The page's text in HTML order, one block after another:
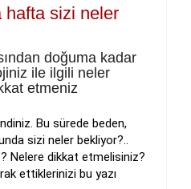
hafta sizi neler
doğuma kadar
ile ilgili neler
etmeniz
Bu sürede beden,
sizi neler bekliyor?..
Nelere dikkat etmelisiniz?
ettiklerinizi bu yazı